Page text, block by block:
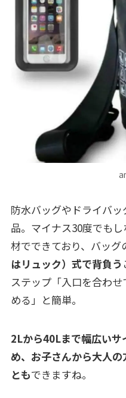
防水バッグやドライバ
品。マイナス30度でも
材でできており、バッグ
はリュック）式で背負う
ステップ「入口を合わ
める」と簡単。
2Lから40Lまで幅広いサ
め、お子さんから大人
ともできますね。